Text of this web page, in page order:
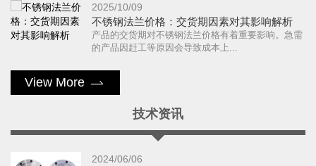
2025/10/09
不锈钢法兰价格：交货期因素对其影响解析
产品的交货期对不锈钢法兰价格有着重要影响。急需
的产品因赶工等原因会导致成本上...
View More
技术资讯
2024/06/06